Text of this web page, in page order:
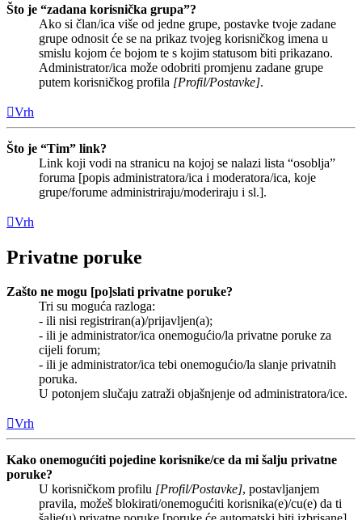
Što je “zadana korisnička grupa”?
Ako si član/ica više od jedne grupe, postavke tvoje zadane
grupe odnosit će se na prikaz tvojeg korisničkog imena u
smislu kojom će bojom te s kojim statusom biti prikazano.
Administrator/ica može odobriti promjenu zadane grupe
putem korisničkog profila [Profil/Postavke].
Vrh
Što je “Tim” link?
Link koji vodi na stranicu na kojoj se nalazi lista “osoblja”
foruma [popis administratora/ica i moderatora/ica, koje
grupe/forume administriraju/moderiraju i sl.].
Vrh
Privatne poruke
Zašto ne mogu [po]slati privatne poruke?
Tri su moguća razloga:
- ili nisi registriran(a)/prijavljen(a);
- ili je administrator/ica onemogućio/la privatne poruke za
cijeli forum;
- ili je administrator/ica tebi onemogućio/la slanje privatnih
poruka.
U potonjem slučaju zatraži objašnjenje od administratora/ice.
Vrh
Kako onemogućiti pojedine korisnike/ce da mi šalju privatne
poruke?
U korisničkom profilu [Profil/Postavke], postavljanjem
pravila, možeš blokirati/onemogućiti korisnika(e)/cu(e) da ti